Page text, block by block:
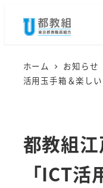
ホーム お知らせ
活用玉手箱＆楽し
都教組
「ICT